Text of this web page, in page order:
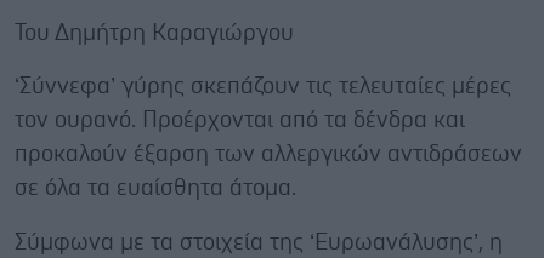
Του Δημήτρη Καραγιώργου
‘Σύννεφα’ γύρης σκεπάζουν τις τελευταίες μέρες
τον ουρανό. Προέρχονται από τα δένδρα και
προκαλούν έξαρση των αλλεργικών αντιδράσεων
σε όλα τα ευαίσθητα άτομα.
Σύμφωνα με τα στοιχεία της ‘Ευρωανάλυσης’, η